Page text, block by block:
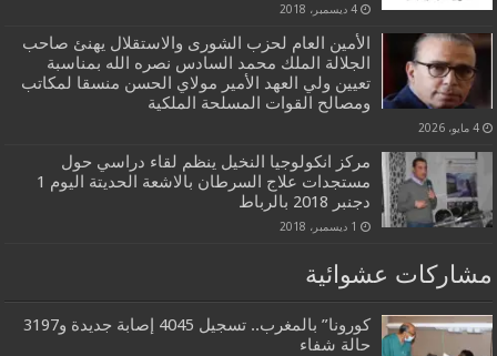
4 ديسمبر، 2018
الأمين العام لحزب الشورى والاستقلال يهنئ صاحب
الجلالة الملك محمد السادس نصره الله بمناسبة
تعيين ولي العهد الأمير مولاي الحسن منسقا لمكاتب
ومصالح القوات المسلحة الملكية
4 مايو، 2026
مركز انكولوجيا النخيل ينظم لقاء دراسي حول
مستجدات علاج السرطان بالاشعة الحديتة اليوم 1
دجنبر 2018 بالرباط
1 ديسمبر، 2018
مشاركات عشوائية
كورونا” بالمغرب.. تسجيل 4045 إصابة جديدة و3197
حالة شفاء